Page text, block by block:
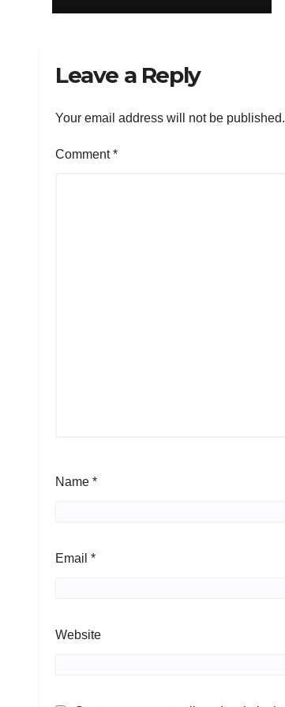
Leave a Reply
Your email address will not be published.
Comment*
Name *
Email *
Website